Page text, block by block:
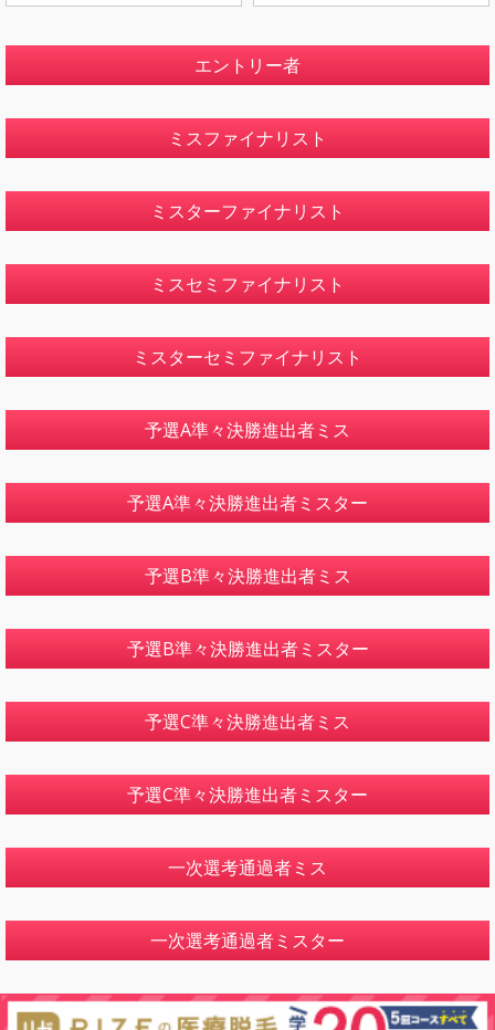
エントリー者
ミスファイナリスト
ミスターファイナリスト
ミスセミファイナリスト
ミスターセミファイナリスト
予選A準々決勝進出者ミス
予選A準々決勝進出者ミスター
予選B準々決勝進出者ミス
予選B準々決勝進出者ミスター
予選C準々決勝進出者ミス
予選C準々決勝進出者ミスター
一次選考通過者ミス
一次選考通過者ミスター